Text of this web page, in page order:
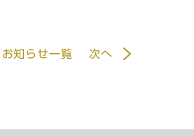
お知らせ一覧 次へ